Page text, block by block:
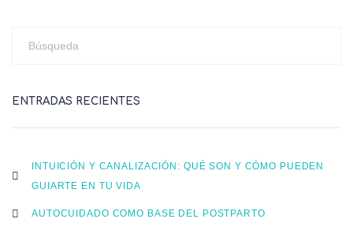
ENTRADAS RECIENTES
INTUICIÓN Y CANALIZACIÓN: QUÉ SON Y CÓMO PUEDEN
GUIARTE EN TU VIDA
AUTOCUIDADO COMO BASE DEL POSTPARTO